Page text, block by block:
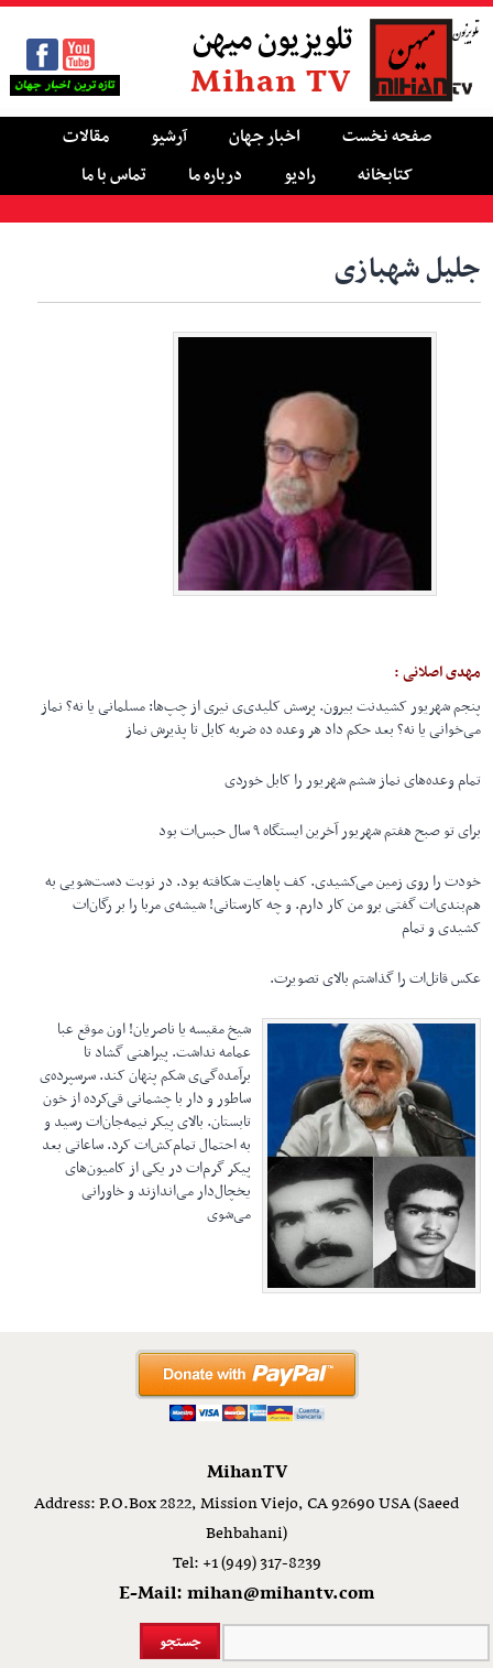
تلویزیون میهن
Mihan TV
صفحه نخست اخبار جهان آرشیو
مقالات
کتابخانه
رادیو درباره ما تماس با ما
جلیل شهبازی
مهدی اصلانی :
پنجم شهریور کشیدنت بیرون. پرسش کلیدی‌ی نیری از چپ‌ها: مسلمانی یا نه؟ نماز
می‌خوانی یا نه؟ بعد حکم داد هر وعده ده ضربه کابل تا پذیرش نماز
تمام وعده‌های نماز ششم شهریور را کابل خوردی
برای تو صبح هفتم شهریور آخرین ایستگاه ۹ سال حبس‌ات بود
خودت را روی زمین می‌کشیدی. کف پاهایت شکافته بود. در نوبت دست‌شویی به
هم‌بندی‌ات گفتی برو من کار دارم. و چه کارستانی! شیشه‌ی مربا را بر رگان‌ات
کشیدی و تمام
عکس قاتل‌ات را گذاشتم بالای تصویرت.
شیخ مقیسه یا ناصریان! اون موقع عبا
عمامه نداشت. پیراهنی گشاد تا
برآمده‌گی‌ی شکم پنهان کند. سرسپرده‌ی
ساطور و دار با چشمانی قی‌کرده از خون
تابستان. بالای پیکر نیمه‌جان‌ات رسید و
به احتمال تمام‌کش‌ات کرد. ساعاتی بعد
پیکر گرم‌ات در یکی از کامیون‌های
یخچال‌دار می‌اندازند و خاورانی
می‌شوی
MihanTV
Address: P.O.Box 2822, Mission Viejo, CA 92690 USA (Saeed
Behbahani)
Tel: +1 (949) 317-8239
E-Mail: mihan@mihantv.com